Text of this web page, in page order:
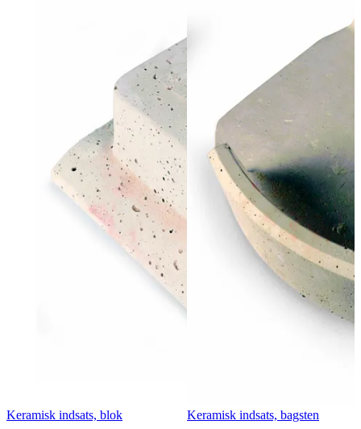
Keramisk indsats, blok
Keramisk indsats, bagsten